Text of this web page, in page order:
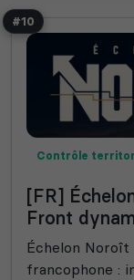
#10
Contrôle
[FR]
Front
Échelon
francophone :